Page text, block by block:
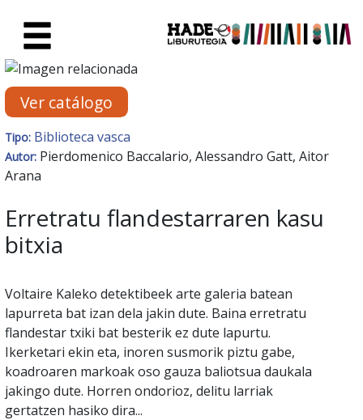
Ficha de Novedades -
Ver catálogo
Tipo: Biblioteca vasca
Autor: Pierdomenico Baccalario, Alessandro Gatt, Aitor
Arana
Erretratu flandestarraren kasu
bitxia
Voltaire Kaleko detektibeek arte galeria batean
lapurreta bat izan dela jakin dute. Baina erretratu
flandestar txiki bat besterik ez dute lapurtu.
Ikerketari ekin eta, inoren susmorik piztu gabe,
koadroaren markoak oso gauza baliotsua daukala
jakingo dute. Horren ondorioz, delitu larriak
gertatzen hasiko dira...